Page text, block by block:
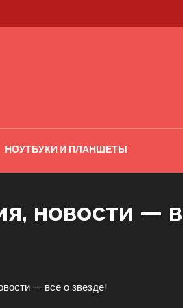
НОУТБУКИ И ПЛАНШЕТЫ
новости —
— все о звезде!